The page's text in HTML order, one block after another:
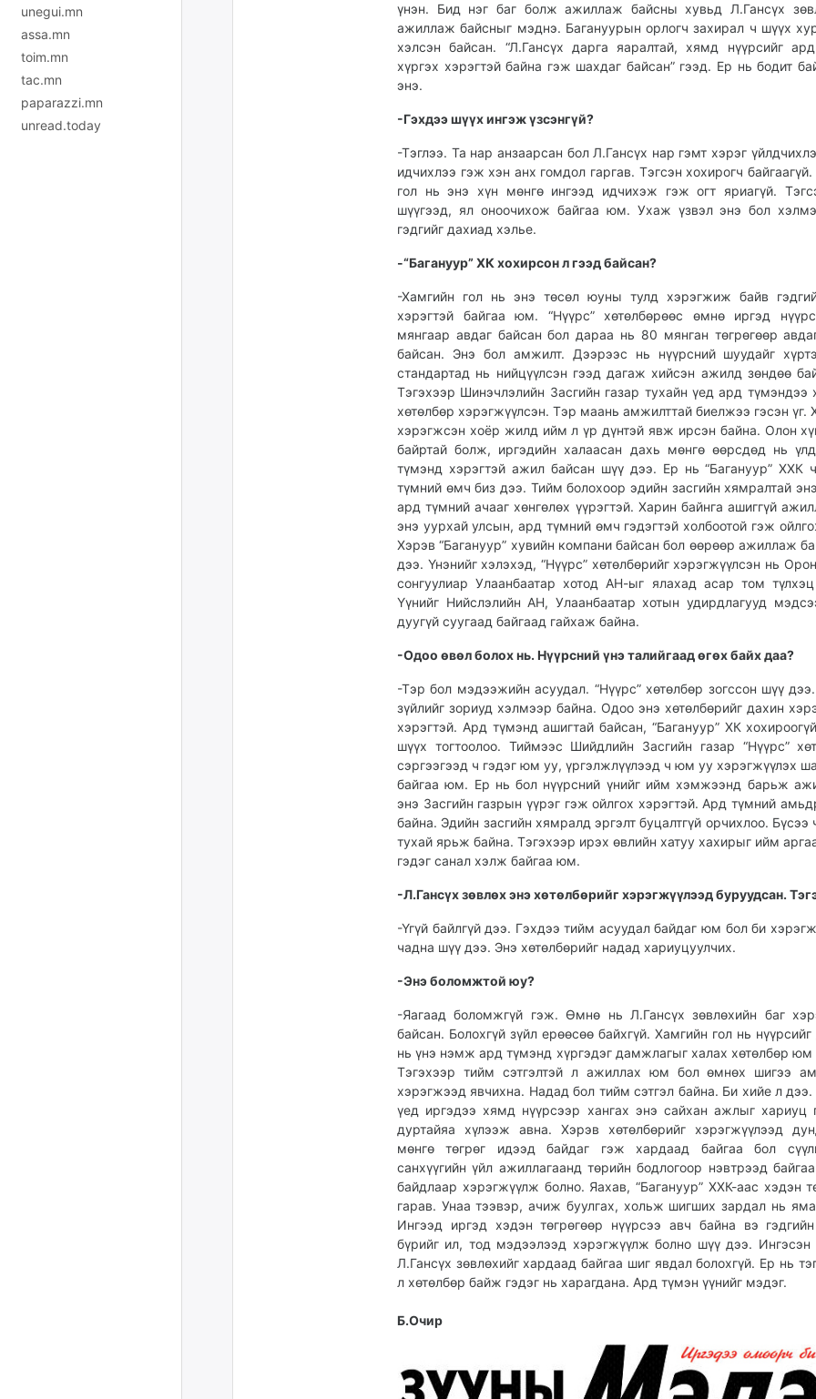
unegui.mn
assa.mn
toim.mn
tac.mn
paparazzi.mn
unread.today
үнэн. Бид нэг баг болж ажиллаж байсны хувьд Л.Гансүх
ажиллаж байсныг мэднэ. Багануурын орлогч захирал ч шүүх
хэлсэн байсан. “Л.Гансүх дарга яаралтай, хямд нүүрсийг
хүргэх хэрэгтэй байна гэж шахдаг байсан” гээд. Ер нь бодит
энэ.
-Гэхдээшүүхингэжүзсэнгүй?
-Тэглээ. Та нар анзаарсан бол Л.Гансүх нар гэмт хэрэг
идчихлээ гэж хэн анх гомдол гаргав. Тэгсэн хохирогч
гол нь энэ хүн мөнгө ингээд идчихэж гэж огт яриагүй.
шүүгээд, ял оноочихож байгаа юм. Ухаж үзвэл энэ бол
гэдгийг дахиад хэлье.
-“Багануур” ХК хохирсонлгээдбайсан?
-Хамгийн гол нь энэ төсөл юуны тулд хэрэгжиж байв
хэрэгтэй байгаа юм. “Нүүрс” хөтөлбөрөөс өмнө иргэд
мянгаар авдаг байсан бол дараа нь 80 мянган төгрөгөөр
байсан. Энэ бол амжилт. Дээрээс нь нүүрсний шуудайг
стандартад нь нийцүүлсэн гээд дагаж хийсэн ажилд зөндөө
Тэгэхээр Шинэчлэлийн Засгийн газар тухайн үед ард түмэндээ
хөтөлбөр хэрэгжүүлсэн. Тэр маань амжилттай биелжээ гэсэн үг.
хэрэгжсэн хоёр жилд ийм л үр дүнтэй явж ирсэн байна. Олон
байртай болж, иргэдийн халаасан дахь мөнгө өөрсдөд нь
түмэнд хэрэгтэй ажил байсан шүү дээ. Ер нь “Багануур” ХХК
түмний өмч биз дээ. Тийм болохоор эдийн засгийн хямралтай
ард түмний ачааг хөнгөлөх үүрэгтэй. Харин байнга ашиггүй
энэ уурхай улсын, ард түмний өмч гэдэгтэй холбоотой гэж
Хэрэв “Багануур” хувийн компани байсан бол өөрөөр ажиллаж
дээ. Үнэнийг хэлэхэд, “Нүүрс” хөтөлбөрийг хэрэгжүүлсэн нь
сонгуулиар Улаанбаатар хотод АН-ыг ялахад асар том
Үүнийг Нийслэлийн АН, Улаанбаатар хотын удирдлагууд
дуугүй суугаад байгаад гайхаж байна.
-Одоо өвөлболохнь. Нүүрсний үнэталийгаадөгөхбайхдаа?
-Тэр бол мэдээжийн асуудал. “Нүүрс” хөтөлбөр зогссон шүү
зүйлийг зориуд хэлмээр байна. Одоо энэ хөтөлбөрийг дахин
хэрэгтэй. Ард түмэнд ашигтай байсан, “Багануур” ХК
шүүх тогтоолоо. Тиймээс Шийдлийн Засгийн газар “Нүүрс”
сэргээгээд ч гэдэг юм уу, үргэлжлүүлээд ч юм уу хэрэгжүүлэх
байгаа юм. Ер нь бол нүүрсний үнийг ийм хэмжээнд барьж
энэ Засгийн газрын үүрэг гэж ойлгох хэрэгтэй. Ард түмний
байна. Эдийн засгийн хямралд эргэлт буцалтгүй орчихлоо. Бүсээ
тухай ярьж байна. Тэгэхээр ирэх өвлийн хатуу хахирыг ийм
гэдэг санал хэлж байгаа юм.
-Л.Гансүхзөвлөхэнэхөтөлбөрийг хэрэгжүүлээдбуруудсан.
-Үгүй байлгүй дээ. Гэхдээ тийм асуудал байдаг юм бол би
чадна шүү дээ. Энэ хөтөлбөрийг надад хариуцуулчих.
-Энэболомжтой юу?
-Яагаад боломжгүй гэж. Өмнө нь Л.Гансүх зөвлөхийн баг
байсан. Болохгүй зүйл ерөөсөө байхгүй. Хамгийн гол нь
нь үнэ нэмж ард түмэнд хүргэдэг дамжлагыг халах хөтөлбөр юм
Тэгэхээр тийм сэтгэлтэй л ажиллах юм бол өмнөх шигээ
хэрэгжээд явчихна. Надад бол тийм сэтгэл байна. Би хийе л
үед иргэдээ хямд нүүрсээр хангах энэ сайхан ажлыг хариуц
дуртайяа хүлээж авна. Хэрэв хөтөлбөрийг хэрэгжүүлээд
мөнгө төгрөг идээд байдаг гэж хардаад байгаа бол
санхүүгийн үйл ажиллагаанд төрийн бодлогоор нэвтрээд
байдлаар хэрэгжүүлж болно. Яахав, “Багануур” ХХК-аас хэдэн
гарав. Унаа тээвэр, ачиж буулгах, хольж шигших зардал нь
Ингээд иргэд хэдэн төгрөгөөр нүүрсээ авч байна вэ гэдгийн
бүрийг ил, тод мэдээлээд хэрэгжүүлж болно шүү дээ. Ингэсэн
Л.Гансүх зөвлөхийг хардаад байгаа шиг явдал болохгүй. Ер нь
л хөтөлбөр байж гэдэг нь харагдана. Ард түмэн үүнийг мэдэг.
Б.Очир